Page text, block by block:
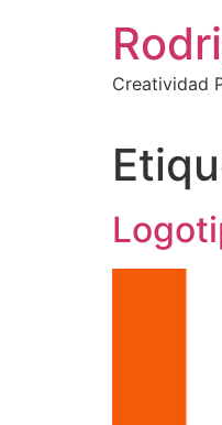
Creatividad